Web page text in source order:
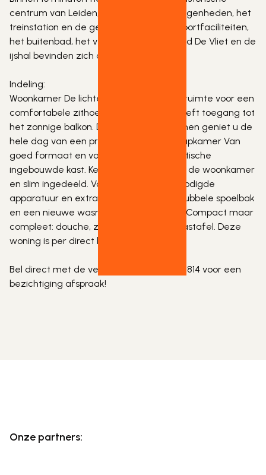
centrum van Leiden, diverse horecagelegenheden, het
treinstation en de gezellige grachten. Sportfaciliteiten,
het buitenbad, het vernieuwde zwembad De Vliet en de
ijshal bevinden zich op loopafstand.
Indeling:
Woonkamer De lichte woonkamer biedt ruimte voor een
comfortabele zithoek en eettafel en geeft toegang tot
het zonnige balkon. Dankzij de grote ramen geniet u de
hele dag van een prettige lichtinval. Slaapkamer Van
goed formaat en voorzien van een praktische
ingebouwde kast. Keuken Grenzend aan de woonkamer
en slim ingedeeld. Voorzien van alle benodigde
apparatuur en extra’s, waaronder een dubbele spoelbak
en een nieuwe wasmachine. Badkamer Compact maar
compleet: douche, zwevend toilet en wastafel. Deze
woning is per direct beschikbaar.
Bel direct met de verkoper Paish 0613855814 voor een
bezichtiging afspraak!
Onze partners: